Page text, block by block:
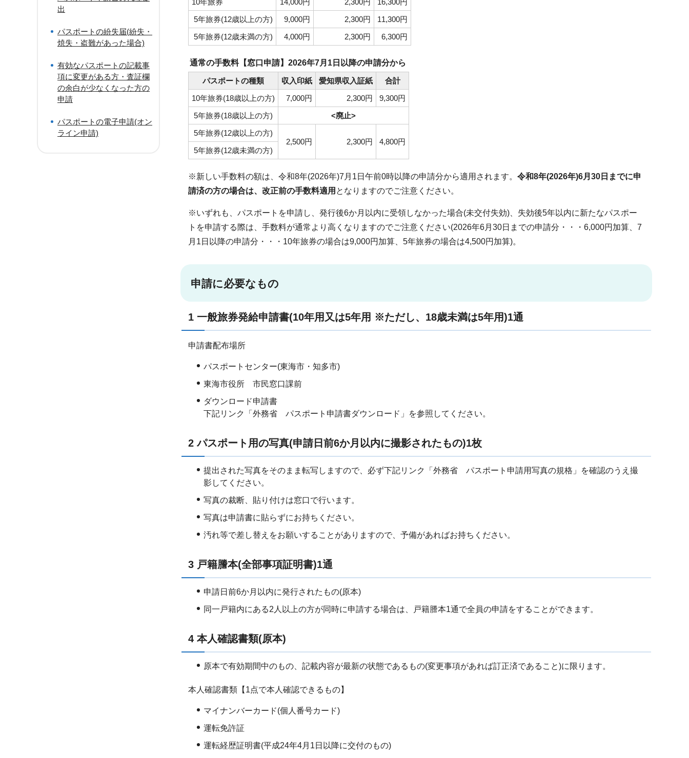
10年旅券
14,000円 2,300円
16,300円
5年旅券(12歳以上の方)
9,000円 2,300円
11,300円
5年旅券(12歳未満の方)
4,000円 2,300円 6,300円
通常の手数料【窓口申請】2026年7月1日以降の申請分から
パスポートの種類 収入印紙 愛知県収入証紙
合計
10年旅券(18歳以上の方)
7,000円 2,300円
9,300円
5年旅券(18歳以上の方)
<廃止>
5年旅券(12歳以上の方)
2,500円
2,300円
4,800円
5年旅券(12歳未満の方)
※新しい手数料の額は、令和8年(2026年)7月1日午前0時以降の申請分から適用されます。 令和8年(2026年)6月30日までに申
請済の方の場合は、改正前の手数料適用 となりますのでご注意ください。
※いずれも、パスポートを申請し、発行後6か月以内に受領しなかった場合(未交付失効)、失効後5年以内に新たなパスポー
トを申請する際は、手数料が通常より高くなりますのでご注意ください(2026年6月30日までの申請分・・・6,000円加算、7
月1日以降の申請分・・・10年旅券の場合は9,000円加算、5年旅券の場合は4,500円加算)。
申請に必要なもの
1 一般旅券発給申請書(10年用又は5年用 ※ただし、18歳未満は5年用)1通
申請書配布場所
パスポートセンター(東海市・知多市)
東海市役所 市民窓口課前
ダウンロード申請書
下記リンク「外務省 パスポート申請書ダウンロード」を参照してください。
2 パスポート用の写真(申請日前6か月以内に撮影されたもの)1枚
提出された写真をそのまま転写しますので、必ず下記リンク「外務省 パスポート申請用写真の規格」を確認のうえ撮
影してください。
写真の裁断、貼り付けは窓口で行います。
写真は申請書に貼らずにお持ちください。
汚れ等で差し替えをお願いすることがありますので、予備があればお持ちください。
3 戸籍謄本(全部事項証明書)1通
申請日前6か月以内に発行されたもの(原本)
同一戸籍内にある2人以上の方が同時に申請する場合は、戸籍謄本1通で全員の申請をすることができます。
4 本人確認書類(原本)
原本で有効期間中のもの、記載内容が最新の状態であるもの(変更事項があれば訂正済であること)に限ります。
本人確認書類【1点で本人確認できるもの】
マイナンバーカード(個人番号カード)
運転免許証
運転経歴証明書(平成24年4月1日以降に交付のもの)
出
パスポートの紛失届(紛失・
焼失・盗難があった場合)
有効なパスポートの記載事
項に変更がある方・査証欄
の余白が少なくなった方の
申請
パスポートの電子申請(オン
ライン申請)